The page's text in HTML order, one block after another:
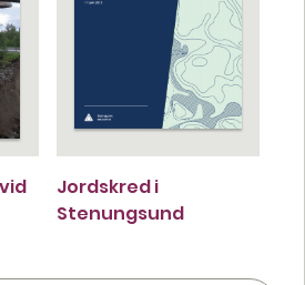
Jordskred i
Stenungsund